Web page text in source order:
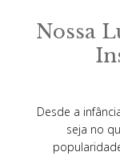
Nossa
Desde a
seja no